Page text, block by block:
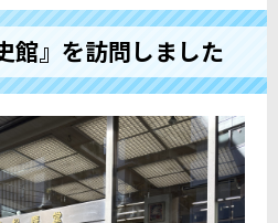
館』を訪問しました